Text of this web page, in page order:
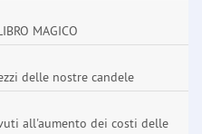
MAGICO
delle nostre candele
all'aumento dei costi delle